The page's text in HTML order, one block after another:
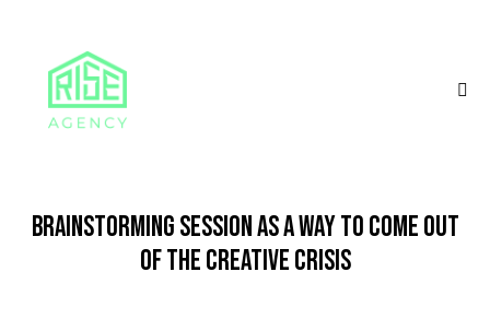
BRAINSTORMING SESSION AS A WAY TO COME OUT
OF THE CREATIVE CRISIS